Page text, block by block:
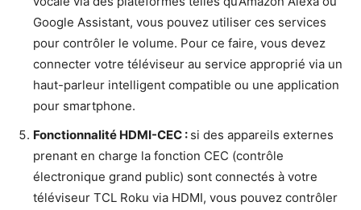
Google Assistant, vous pouvez utiliser ces services
pour contrôler le volume. Pour ce faire, vous devez
connecter votre téléviseur au service approprié via un
haut-parleur intelligent compatible ou une application
pour smartphone.
Fonctionnalité HDMI-CEC : si des appareils externes
prenant en charge la fonction CEC (contrôle
électronique grand public) sont connectés à votre
téléviseur TCL Roku via HDMI, vous pouvez contrôler